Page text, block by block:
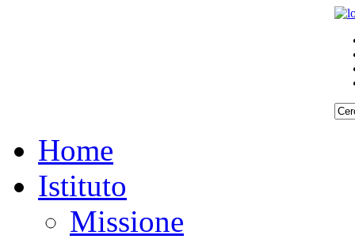
Home
Istituto
Missione